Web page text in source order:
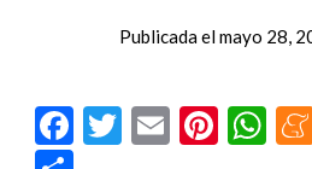
Publicada elmayo 28,
Facebook
Twitter
Email